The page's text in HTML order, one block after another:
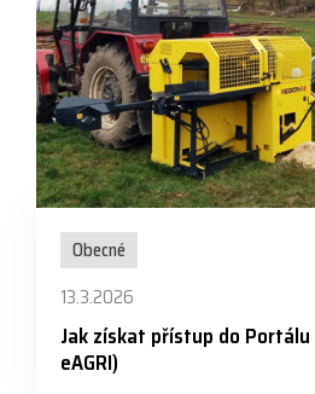
Obecné
13.3.2026
Jak získat přístup do
eAGRI)